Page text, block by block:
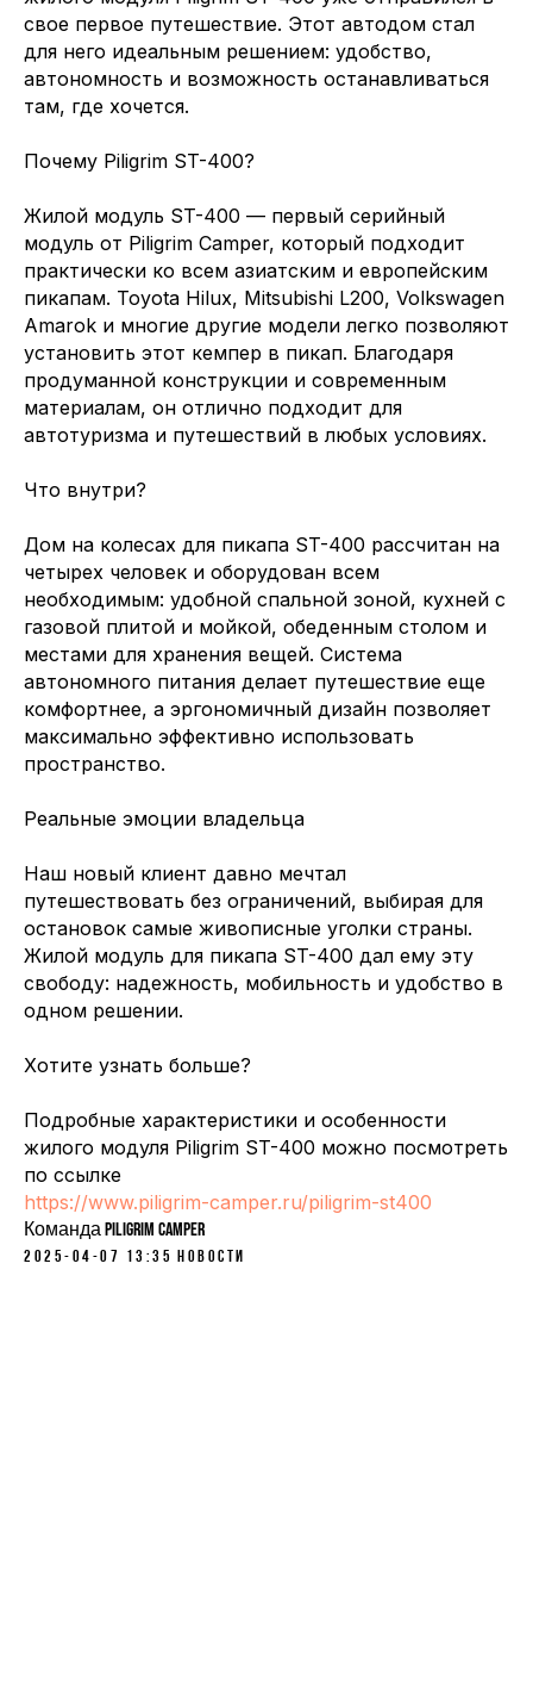
свое первое путешествие. Этот автодом стал
для него идеальным решением: удобство,
автономность и возможность останавливаться
там, где хочется.
Почему Piligrim ST-400?
Жилой модуль ST-400 — первый серийный
модуль от Piligrim Camper, который подходит
практически ко всем азиатским и европейским
пикапам. Toyota Hilux, Mitsubishi L200, Volkswagen
Amarok и многие другие модели легко позволяют
установить этот кемпер в пикап. Благодаря
продуманной конструкции и современным
материалам, он отлично подходит для
автотуризма и путешествий в любых условиях.
Что внутри?
Дом на колесах для пикапа ST-400 рассчитан на
четырех человек и оборудован всем
необходимым: удобной спальной зоной, кухней с
газовой плитой и мойкой, обеденным столом и
местами для хранения вещей. Система
автономного питания делает путешествие еще
комфортнее, а эргономичный дизайн позволяет
максимально эффективно использовать
пространство.
Реальные эмоции владельца
Наш новый клиент давно мечтал
путешествовать без ограничений, выбирая для
остановок самые живописные уголки страны.
Жилой модуль для пикапа ST-400 дал ему эту
свободу: надежность, мобильность и удобство в
одном решении.
Хотите узнать больше?
Подробные характеристики и особенности
жилого модуля Piligrim ST-400 можно посмотреть
по ссылке
https://www.piligrim-camper.ru/piligrim-st400
Команда Piligrim Camper
2025-04-07 13:35 Новости